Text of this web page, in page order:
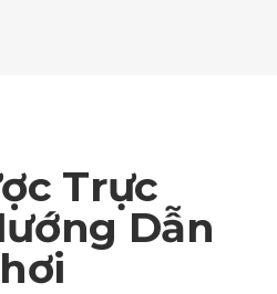
Video Button
Testimonials
Client Carousel
Trực
Dẫn